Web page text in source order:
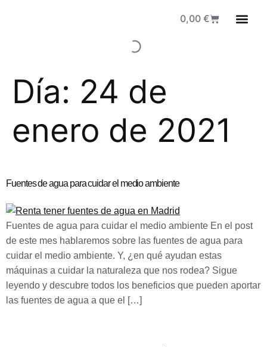
0,00 €
Día: 24 de
enero de 2021
Fuentes de agua para cuidar el medio ambiente
Fuentes de agua para cuidar el medio ambiente En el post
de este mes hablaremos sobre las fuentes de agua para
cuidar el medio ambiente. Y, ¿en qué ayudan estas
máquinas a cuidar la naturaleza que nos rodea? Sigue
leyendo y descubre todos los beneficios que pueden aportar
las fuentes de agua a que el […]